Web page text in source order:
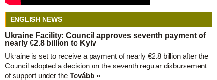
ENGLISH NEWS
Ukraine Facility: Council approves seventh payment of
nearly €2.8 billion to Kyiv
Ukraine is set to receive a payment of nearly €2.8 billion after the
Council adopted a decision on the seventh regular disbursement
of support under the Tovább »